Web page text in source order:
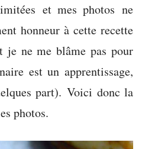
et mes photos ne
honneur à cette recette
je ne me blâme pas pour
est un apprentissage,
part). Voici donc la
photos.